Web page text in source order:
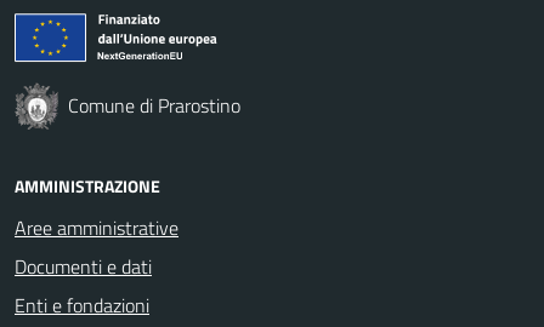
Comune di Prarostino
AMMINISTRAZIONE
Aree amministrative
Documenti e dati
Enti e fondazioni